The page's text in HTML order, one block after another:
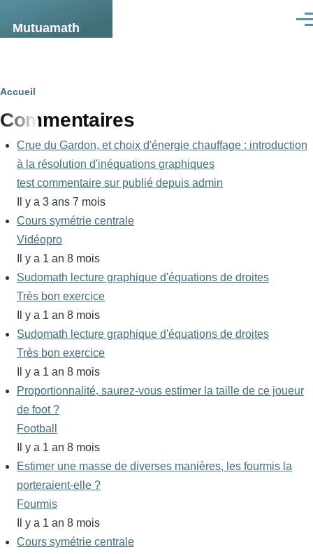
Mutuamath
Fil
d'Ariane
Accueil
Commentaires
Crue du Gardon, et choix d'énergie chauffage : introduction
à la résolution d'inéquations graphiques
test commentaire sur publié depuis admin
Il y a 3 ans 7 mois
Cours symétrie centrale
Vidéopro
Il y a 1 an 8 mois
Sudomath lecture graphique d'équations de droites
Très bon exercice
Il y a 1 an 8 mois
Sudomath lecture graphique d'équations de droites
Très bon exercice
Il y a 1 an 8 mois
Proportionnalité, saurez-vous estimer la taille de ce joueur
de foot ?
Football
Il y a 1 an 8 mois
Estimer une masse de diverses manières, les fourmis la
porteraient-elle ?
Fourmis
Il y a 1 an 8 mois
Cours symétrie centrale